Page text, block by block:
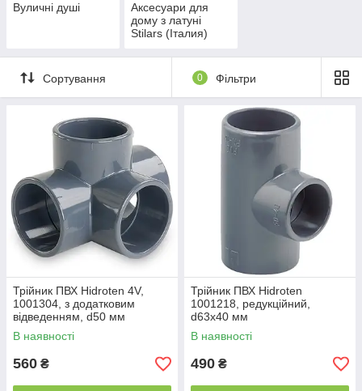
Вуличні душі
Аксесуари для
дому з латуні
Stilars (Італия)
Сортування 0 Фільтри
Трійник ПВХ Hidroten 4V,
1001304, з додатковим
відведенням, d50 мм
В наявності
560 ₴
Трійник ПВХ Hidroten
1001218, редукційний,
d63x40 мм
В наявності
490 ₴